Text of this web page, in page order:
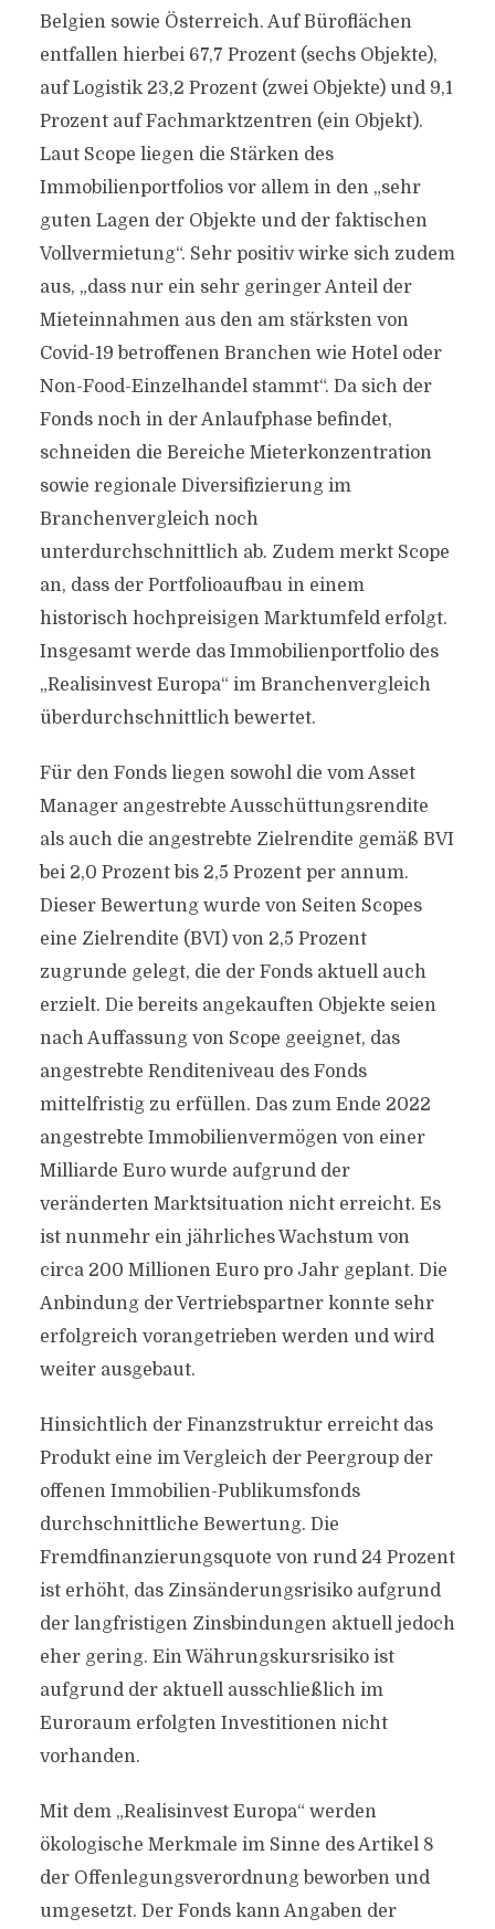
Belgien sowie Österreich. Auf Büroflächen
entfallen hierbei 67,7 Prozent (sechs Objekte),
auf Logistik 23,2 Prozent (zwei Objekte) und 9,1
Prozent auf Fachmarktzentren (ein Objekt).
Laut Scope liegen die Stärken des
Immobilienportfolios vor allem in den „sehr
guten Lagen der Objekte und der faktischen
Vollvermietung“. Sehr positiv wirke sich zudem
aus, „dass nur ein sehr geringer Anteil der
Mieteinnahmen aus den am stärksten von
Covid-19 betroffenen Branchen wie Hotel oder
Non-Food-Einzelhandel stammt“. Da sich der
Fonds noch in der Anlaufphase befindet,
schneiden die Bereiche Mieterkonzentration
sowie regionale Diversifizierung im
Branchenvergleich noch
unterdurchschnittlich ab. Zudem merkt Scope
an, dass der Portfolioaufbau in einem
historisch hochpreisigen Marktumfeld erfolgt.
Insgesamt werde das Immobilienportfolio des
„Realisinvest Europa“ im Branchenvergleich
überdurchschnittlich bewertet.
Für den Fonds liegen sowohl die vom Asset
Manager angestrebte Ausschüttungsrendite
als auch die angestrebte Zielrendite gemäß BVI
bei 2,0 Prozent bis 2,5 Prozent per annum.
Dieser Bewertung wurde von Seiten Scopes
eine Zielrendite (BVI) von 2,5 Prozent
zugrunde gelegt, die der Fonds aktuell auch
erzielt. Die bereits angekauften Objekte seien
nach Auffassung von Scope geeignet, das
angestrebte Renditeniveau des Fonds
mittelfristig zu erfüllen. Das zum Ende 2022
angestrebte Immobilienvermögen von einer
Milliarde Euro wurde aufgrund der
veränderten Marktsituation nicht erreicht. Es
ist nunmehr ein jährliches Wachstum von
circa 200 Millionen Euro pro Jahr geplant. Die
Anbindung der Vertriebspartner konnte sehr
erfolgreich vorangetrieben werden und wird
weiter ausgebaut.
Hinsichtlich der Finanzstruktur erreicht das
Produkt eine im Vergleich der Peergroup der
offenen Immobilien-Publikumsfonds
durchschnittliche Bewertung. Die
Fremdfinanzierungsquote von rund 24 Prozent
ist erhöht, das Zinsänderungsrisiko aufgrund
der langfristigen Zinsbindungen aktuell jedoch
eher gering. Ein Währungskursrisiko ist
aufgrund der aktuell ausschließlich im
Euroraum erfolgten Investitionen nicht
vorhanden.
Mit dem „Realisinvest Europa“ werden
ökologische Merkmale im Sinne des Artikel 8
der Offenlegungsverordnung beworben und
umgesetzt. Der Fonds kann Angaben der